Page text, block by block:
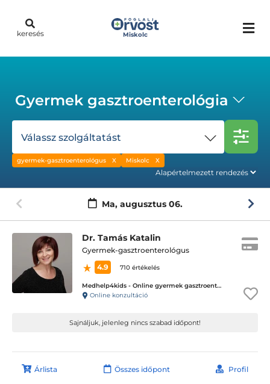
keresés Miskolc
Gyermek gasztroenterológia
Válassz szolgáltatást
gyermek-gasztroenterológus Miskolc
Ma, augusztus 06.
Dr. Tamás Katalin
Gyermek-gasztroenterológus
4.9
710 értékelés
Medhelp4kids - Online gyermek gasztroenterológiai magánrendelés - dietetikussal
Online konzultáció
Sajnáljuk, jelenleg nincs szabad időpont!
Árlista Összes időpont Profil